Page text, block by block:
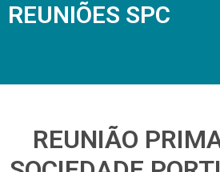
REUNIÕES SPC
REUNIÃO